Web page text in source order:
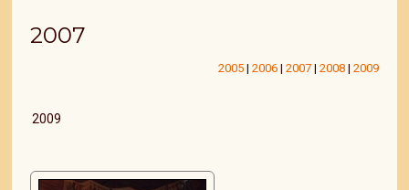
2007
2005| 2006| 2007| 2008| 2009
2009